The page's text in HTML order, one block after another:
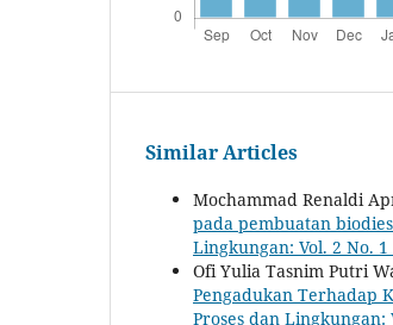
Similar Articles
Mochammad Renaldi
pada pembuatan
Lingkungan: Vol. 2 No.
Ofi Yulia Tasnim Putri
Pengadukan Terhadap
Proses dan